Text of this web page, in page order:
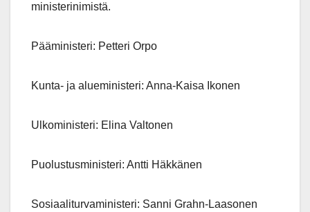
ministerinimistä.
Pääministeri: Petteri Orpo
Kunta- ja alueministeri: Anna-Kaisa Ikonen
Ulkoministeri: Elina Valtonen
Puolustusministeri: Antti Häkkänen
Sosiaaliturvaministeri: Sanni Grahn-Laasonen